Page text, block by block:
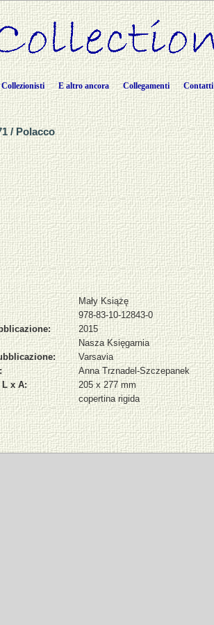
Collezionisti E altro ancora Collegamenti Contatti
/ Polacco
Mały Książę
978-83-10-12843-0
2015
Nasza Księgarnia
Varsavia
Anna Trznadel-Szczepanek
x A:
205 x 277 mm
copertina rigida